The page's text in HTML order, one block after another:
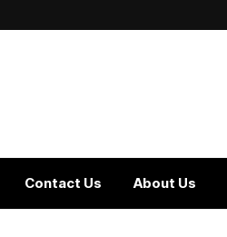
Contact Us About Us